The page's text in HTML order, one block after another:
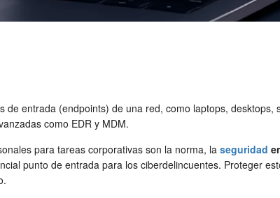
entrada (endpoints) de una red, como laptops,
como EDR y MDM.
para tareas corporativas son la norma, la seguridad
punto de entrada para los ciberdelincuentes. Proteger